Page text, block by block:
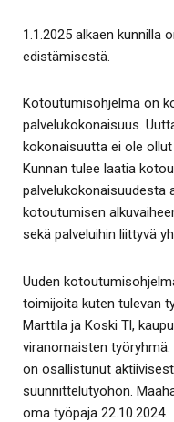
1.1.2025 alkaen kunnilla
edistämisestä.
Kotoutumisohjelma on
palvelukokonaisuus.
kokonaisuutta ei ole
Kunnan tulee laatia
palvelukokonaisuudesta
kotoutumisen
sekä palveluihin liittyvä
Uuden
toimijoita kuten tulevan
Marttila ja Koski Tl,
viranomaisten
on osallistunut
suunnittelutyöhön.
oma työpaja 22.10.2024.